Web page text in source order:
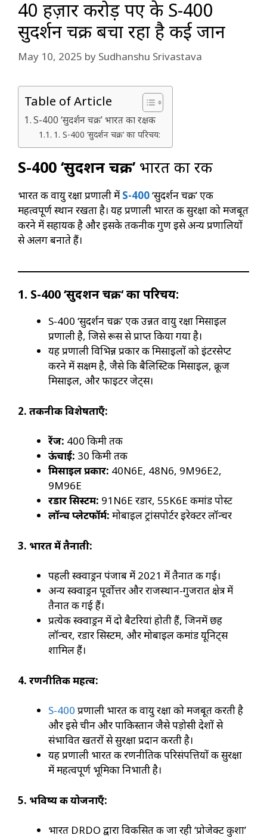
40 हज़ार करोड़ रुपए के S-400
सुदर्शन चक्र बचा रहा है कई जान
May 10, 2025 by Sudhanshu Srivastava
Table of Article
S-400 ‘सुदर्शन चक्र’ भारत का रक्षक
1. S-400 ‘सुदर्शन चक्र‘ का परिचय:
S-400 ‘सुदर्शन चक्र’ भारत का रक्षक
भारत की वायु रक्षा प्रणाली में S-400‘सुदर्शन चक्र’ एक
महत्वपूर्ण स्थान रखता है। यह प्रणाली भारत की सुरक्षा को मजबूत
करने में सहायक है और इसके तकनीकी गुण इसे अन्य प्रणालियों
से अलग बनाते हैं।
1. S-400 ‘सुदर्शन चक्र‘का परिचय:
S-400 ‘सुदर्शन चक्र’ एक उन्नत वायु रक्षा मिसाइल
प्रणाली है, जिसे रूस से प्राप्त किया गया है।
यह प्रणाली विभिन्न प्रकार की मिसाइलों को इंटरसेप्ट
करने में सक्षम है, जैसे कि बैलिस्टिक मिसाइल, क्रूज
मिसाइल, और फाइटर जेट्स।
2. तकनीकी विशेषताएँ:
रेंज: 400 किमी तक
ऊंचाई: 30 किमी तक
मिसाइल प्रकार: 40N6E, 48N6, 9M96E2,
9M96E
रडार सिस्टम: 91N6E रडार, 55K6E कमांड पोस्ट
लॉन्च प्लेटफॉर्म: मोबाइल ट्रांसपोर्टर इरेक्टर लॉन्चर
3. भारत में तैनाती:
पहली स्क्वाड्रन पंजाब में 2021 में तैनात की गई।
अन्य स्क्वाड्रन पूर्वोत्तर और राजस्थान-गुजरात क्षेत्र में
तैनात की गई हैं।
प्रत्येक स्क्वाड्रन में दो बैटरियां होती हैं, जिनमें छह
लॉन्चर, रडार सिस्टम, और मोबाइल कमांड यूनिट्स
शामिल हैं।
4. रणनीतिक महत्व:
S-400 प्रणाली भारत की वायु रक्षा को मजबूत करती है
और इसे चीन और पाकिस्तान जैसे पड़ोसी देशों से
संभावित खतरों से सुरक्षा प्रदान करती है।
यह प्रणाली भारत की रणनीतिक परिसंपत्तियों की सुरक्षा
में महत्वपूर्ण भूमिका निभाती है।
5. भविष्य की योजनाएँ:
भारत DRDO द्वारा विकसित की जा रही ‘प्रोजेक्ट कुशा’